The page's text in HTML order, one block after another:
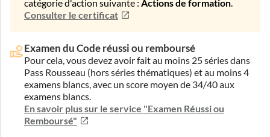
catégorie d'action suivante : Actions de formation.
Consulter le certificat
Examen du Code réussi ou remboursé
Pour cela, vous devez avoir fait au moins 25 séries dans
Pass Rousseau (hors séries thématiques) et au moins 4
examens blancs, avec un score moyen de 34/40 aux
examens blancs.
En savoir plus sur le service "Examen Réussi ou
Remboursé"